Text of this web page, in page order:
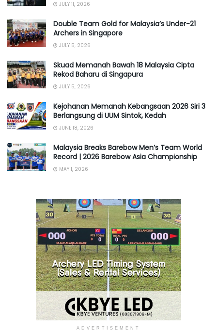
JULY 11, 2026
Double Team Gold for Malaysia’s Under-21
Archers in Singapore
JULY 5, 2026
Skuad Memanah Bawah 18 Malaysia Cipta
Rekod Baharu di Singapura
JULY 5, 2026
Kejohanan Memanah Kebangsaan 2026 Siri 3
Berlangsung di UUM Sintok, Kedah
JUNE 18, 2026
Malaysia Breaks Barebow Men’s Team World
Record | 2026 Barebow Asia Championship
MAY 1, 2026
ADVERTISEMENT